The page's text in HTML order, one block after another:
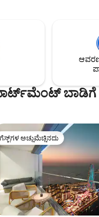
ಡೈನಿಂಗ್ ಟೇಬಲ್ ಆರು
ಆರಾಮವಾಗಿ ಹೊಂದಿದೆ.
ಅಗತ್ಯವಿರುವ ಎಲ್ಲಾ
ಉಪಕರಣಗಳೊಂದಿಗೆ
ಬಾಡಿಗೆ
ಗೆಸ್ಟ್‌ಗಳ ಅಚ್ಚುಮೆಚ್ಚಿನದು
ಗೆಸ್ಟ್‌ಗಳ ಅಚ್ಚುಮೆಚ್ಚಿನದು